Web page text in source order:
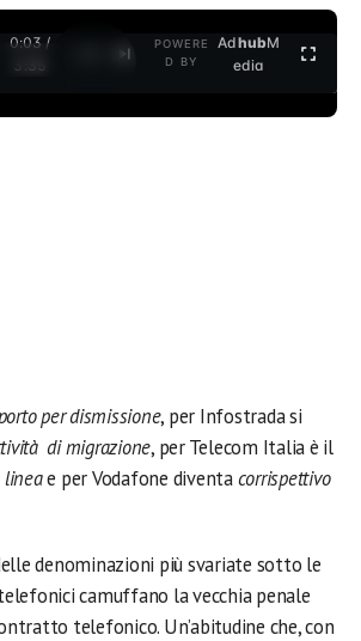
0:03 /
3:35
POWERE
D BY
AdhubM
edia
per dismissione, per Infostrada si
di migrazione, per Telecom Italia è il
lineae per Vodafone diventacorrispettivo
denominazioni più svariate sotto le
camuffano la vecchia penale
telefonico. Un’abitudine che, con